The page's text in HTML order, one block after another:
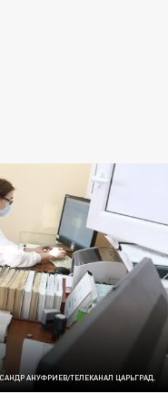
АНУФРИЕВ/ТЕЛЕКАНАЛ ЦАРЬГРАД.